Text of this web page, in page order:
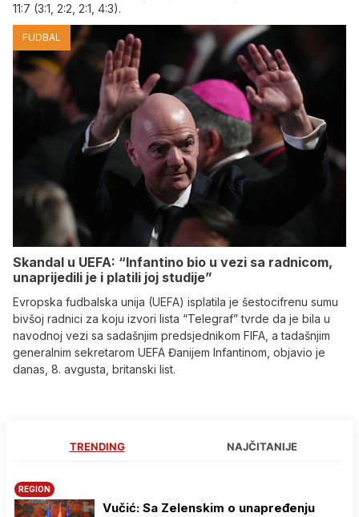
11:7 (3:1, 2:2, 2:1, 4:3).
FUDBAL
Skandal u UEFA: “Infantino bio u vezi sa radnicom,
unaprijedili je i platili joj studije”
Evropska fudbalska unija (UEFA) isplatila je šestocifrenu sumu
bivšoj radnici za koju izvori lista “Telegraf” tvrde da je bila u
navodnoj vezi sa sadašnjim predsjednikom FIFA, a tadašnjim
generalnim sekretarom UEFA Đanijem Infantinom, objavio je
danas, 8. avgusta, britanski list.
TRENDING NAJČITANIJE
REGION
Vučić: Sa Zelenskim o unapređenju